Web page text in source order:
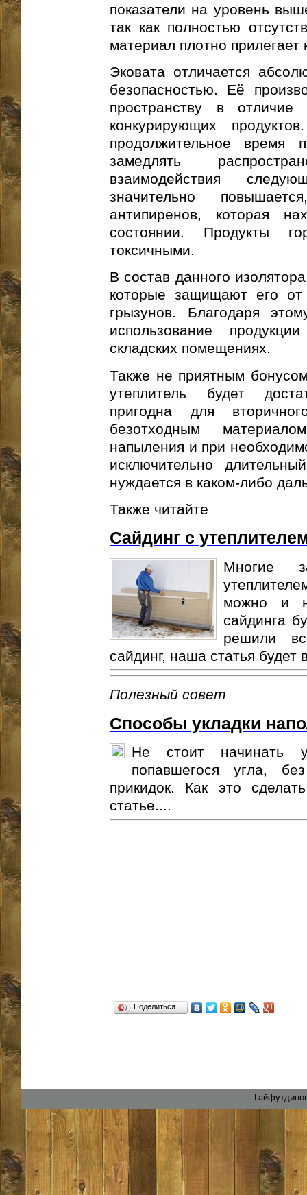
показатели на уровень
так как полностью
материал плотно прилегает
Эковата отличается
безопасностью. Её
пространству в отличие
конкурирующих
продолжительное время
замедлять
взаимодействия
значительно
антипиренов, которая
состоянии. Продукты
токсичными.
В состав данного
которые защищают его от
грызунов. Благодаря
использование
складских помещениях.
Также не приятным
утеплитель будет
пригодна для
безотходным
напыления и при
исключительно
нуждается в каком-либо
Также читайте
Сайдинг с
Многие
можно и
сайдинга
решили
сайдинг, наша статья
Полезный совет
Способы укладки
Не стоит начинать
попавшегося угла,
прикидок. Как это
статье....
Поделиться…